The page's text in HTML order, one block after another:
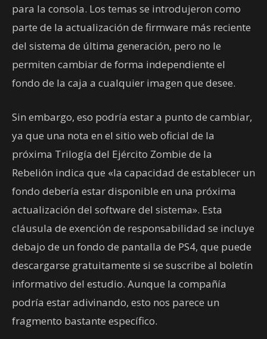
para la consola. Los temas se introdujeron como
parte de la actualización de firmware más reciente
del sistema de última generación, pero no le
permiten cambiar de forma independiente el
fondo de la caja a cualquier imagen que desee.
Sin embargo, eso podría estar a punto de cambiar,
ya que una nota en el sitio web oficial de la
próxima Trilogía del Ejército Zombie de la
Rebelión indica que «la capacidad de establecer un
fondo debería estar disponible en una próxima
actualización del software del sistema». Esta
cláusula de exención de responsabilidad se incluye
debajo de un fondo de pantalla de PS4, que puede
descargarse gratuitamente si se suscribe al boletín
informativo del estudio. Aunque la compañía
podría estar adivinando, esto nos parece un
fragmento bastante específico.